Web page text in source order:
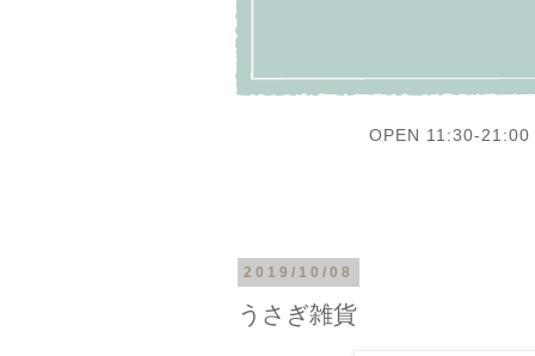
OPEN 11:30-
2019/10/08
うさぎ雑貨